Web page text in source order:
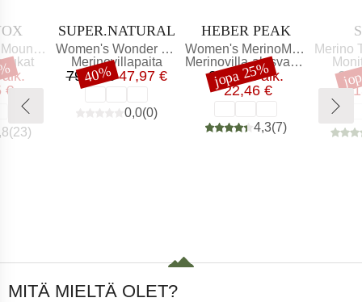
Socks
hinta
alk.
€
(23)
MERKKI
SUPER.NATURAL
Tuote
Women's Wonder Wald Tee
Tuoteryhmä
Merinovillapaita
Hinta
79,95 €Alennettu hinta
47,97 €
0,0(0)
Alennus
40%
MERKKI
HEBER PEAK
Tuote
Women's MerinoMix165 PineconeHe. Hipster
Tuoteryhmä
Merinovilla-alusvaatteet
Hinta
29,95 €Alennettu hinta
alk.
22,46 €
4,3(7)
Alennus
jopa 25%
Tuote
Merino
MITÄ MIELTÄ OLET?